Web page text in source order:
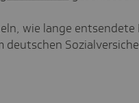
wie lange
deutschen